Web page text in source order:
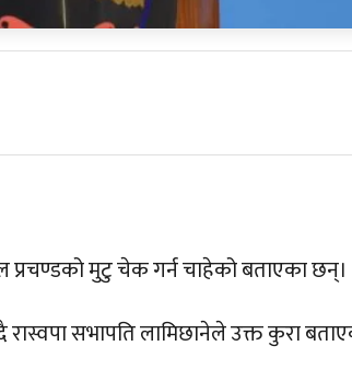
प्रचण्डको मुटु चेक गर्न चाहेको बताएका छन्।
रास्वपा सभापति लामिछानेले उक्त कुरा